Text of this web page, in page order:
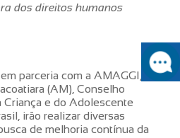
dos direitos humanos
parceria com a AMAGGI,
(AM), Conselho
e do Adolescente
irão realizar diversas
de melhoria contínua da